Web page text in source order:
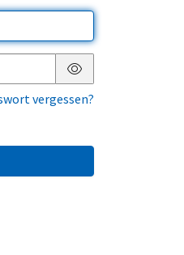
Passwort anzeigen
vergessen?